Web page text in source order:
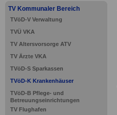
TV Kommunaler Bereich
TVöD-V Verwaltung
TVÜ VKA
TV Altersvorsorge ATV
TV Ärzte VKA
TVöD-S Sparkassen
TVöD-K Krankenhäuser
TVöD-B Pflege- und
Betreuungseinrichtungen
TV Flughafen